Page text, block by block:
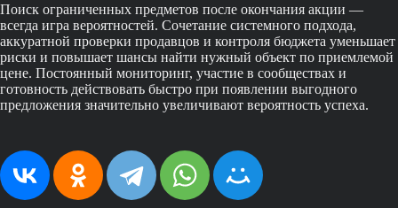
Поиск ограниченных предметов после окончания акции —
всегда игра вероятностей. Сочетание системного подхода,
аккуратной проверки продавцов и контроля бюджета уменьшает
риски и повышает шансы найти нужный объект по приемлемой
цене. Постоянный мониторинг, участие в сообществах и
готовность действовать быстро при появлении выгодного
предложения значительно увеличивают вероятность успеха.